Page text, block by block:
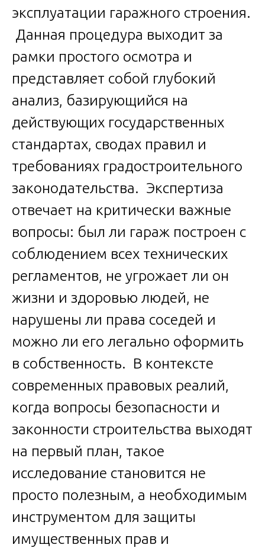
эксплуатации гаражного строения.
Данная процедура выходит за
рамки простого осмотра и
представляет собой глубокий
анализ, базирующийся на
действующих государственных
стандартах, сводах правил и
требованиях градостроительного
законодательства. Экспертиза
отвечает на критически важные
вопросы: был ли гараж построен с
соблюдением всех технических
регламентов, не угрожает ли он
жизни и здоровью людей, не
нарушены ли права соседей и
можно ли его легально оформить
в собственность. В контексте
современных правовых реалий,
когда вопросы безопасности и
законности строительства выходят
на первый план, такое
исследование становится не
просто полезным, а необходимым
инструментом для защиты
имущественных прав и